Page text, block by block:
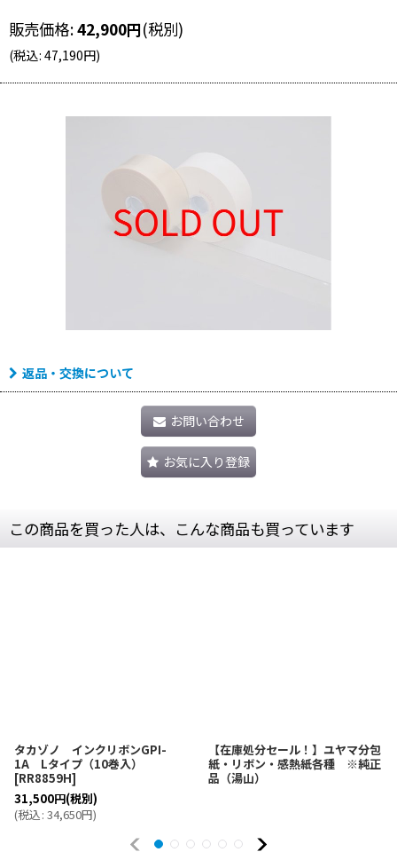
販売価格:42,900円(税別)
(税込: 47,190円)
返品・交換について
お問い合わせ
お気に入り登録
この商品を買った人は、こんな商品も買っています
タカゾノ インクリボンGPI-
1A Lタイプ（10巻入）
[RR8859H]
31,500円(税別)
(税込: 34,650円)
【在庫処分セール！】ユヤマ分包
紙・リボン・感熱紙各種 ※純正
品（湯山）